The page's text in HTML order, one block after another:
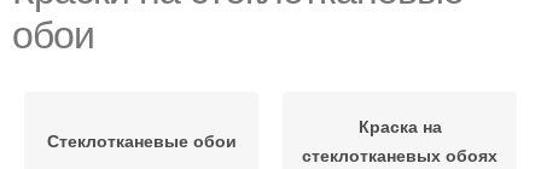
обои
Стеклотканевые обои
Краска на
стеклотканевых обоях